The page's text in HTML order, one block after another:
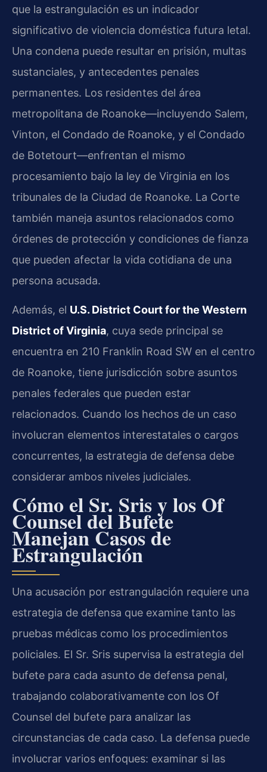
que la estrangulación es un indicador
significativo de violencia doméstica futura letal.
Una condena puede resultar en prisión, multas
sustanciales, y antecedentes penales
permanentes. Los residentes del área
metropolitana de Roanoke—incluyendo Salem,
Vinton, el Condado de Roanoke, y el Condado
de Botetourt—enfrentan el mismo
procesamiento bajo la ley de Virginia en los
tribunales de la Ciudad de Roanoke. La Corte
también maneja asuntos relacionados como
órdenes de protección y condiciones de fianza
que pueden afectar la vida cotidiana de una
persona acusada.
Además, el U.S. District Court for the Western
District of Virginia, cuya sede principal se
encuentra en 210 Franklin Road SW en el centro
de Roanoke, tiene jurisdicción sobre asuntos
penales federales que pueden estar
relacionados. Cuando los hechos de un caso
involucran elementos interestatales o cargos
concurrentes, la estrategia de defensa debe
considerar ambos niveles judiciales.
Cómo el Sr. Sris y los Of
Counsel del Bufete
Manejan Casos de
Estrangulación
Una acusación por estrangulación requiere una
estrategia de defensa que examine tanto las
pruebas médicas como los procedimientos
policiales. El Sr. Sris supervisa la estrategia del
bufete para cada asunto de defensa penal,
trabajando colaborativamente con los Of
Counsel del bufete para analizar las
circunstancias de cada caso. La defensa puede
involucrar varios enfoques: examinar si las